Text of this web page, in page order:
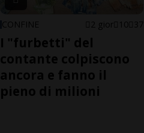
CONFINE 2 gior 10 37
I "furbetti" del
contante colpiscono
ancora e fanno il
pieno di milioni